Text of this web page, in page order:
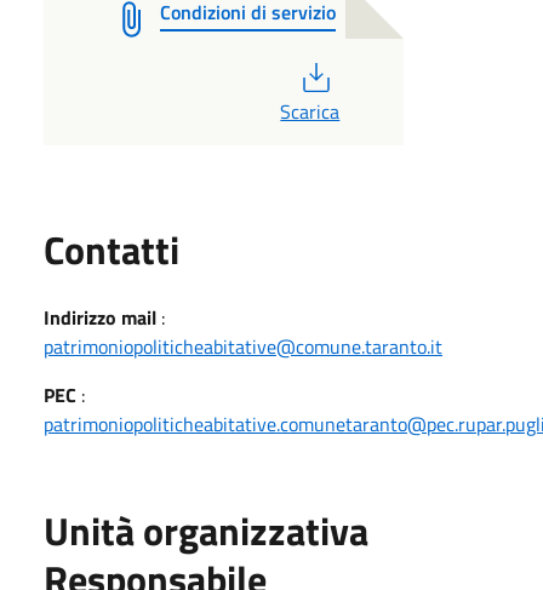
Condizioni di servizio
Scarica
Contatti
Indirizzo mail :
patrimoniopoliticheabitative@comune.taranto.it
PEC :
Unità organizzativa